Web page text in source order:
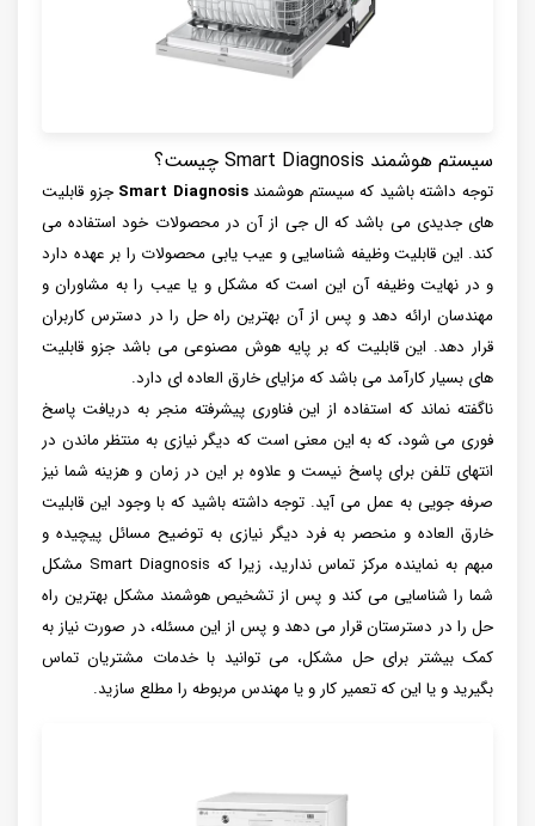
سیستم هوشمند Smart Diagnosis چیست؟
توجه داشته باشید که سیستم هوشمندSmart Diagnosis جزو قابلیت
های جدیدی می باشد که ال جی از آن در محصولات خود استفاده می
کند. این قابلیت وظیفه شناسایی و عیب یابی محصولات را بر عهده دارد
و در نهایت وظیفه آن این است که مشکل و یا عیب را به مشاوران و
مهندسان ارائه دهد و پس از آن بهترین راه حل را در دسترس کاربران
قرار دهد. این قابلیت که بر پایه هوش مصنوعی می باشد جزو قابلیت
های بسیار کارآمد می باشد که مزایای خارق العاده ای دارد.
ناگفته نماند که استفاده از این فناوری پیشرفته منجر به دریافت پاسخ
فوری می ‌شود، که به این معنی است که دیگر نیازی به منتظر ماندن در
انتهای تلفن برای پاسخ نیست و علاوه بر این در زمان و هزینه شما نیز
صرفه ‌جویی به عمل می آید. توجه داشته باشید که با وجود این قابلیت
خارق العاده و منحصر به فرد دیگر نیازی به توضیح مسائل پیچیده و
مبهم به نماینده مرکز تماس ندارید، زیرا که Smart Diagnosis مشکل
شما را شناسایی می کند و پس از تشخیص هوشمند مشکل بهترین راه
حل را در دسترستان قرار می دهد و پس از این مسئله، در صورت نیاز به
کمک بیشتر برای حل مشکل، می ‌توانید با خدمات مشتریان تماس
بگیرید و یا این که تعمیر کار و یا مهندس مربوطه را مطلع سازید.